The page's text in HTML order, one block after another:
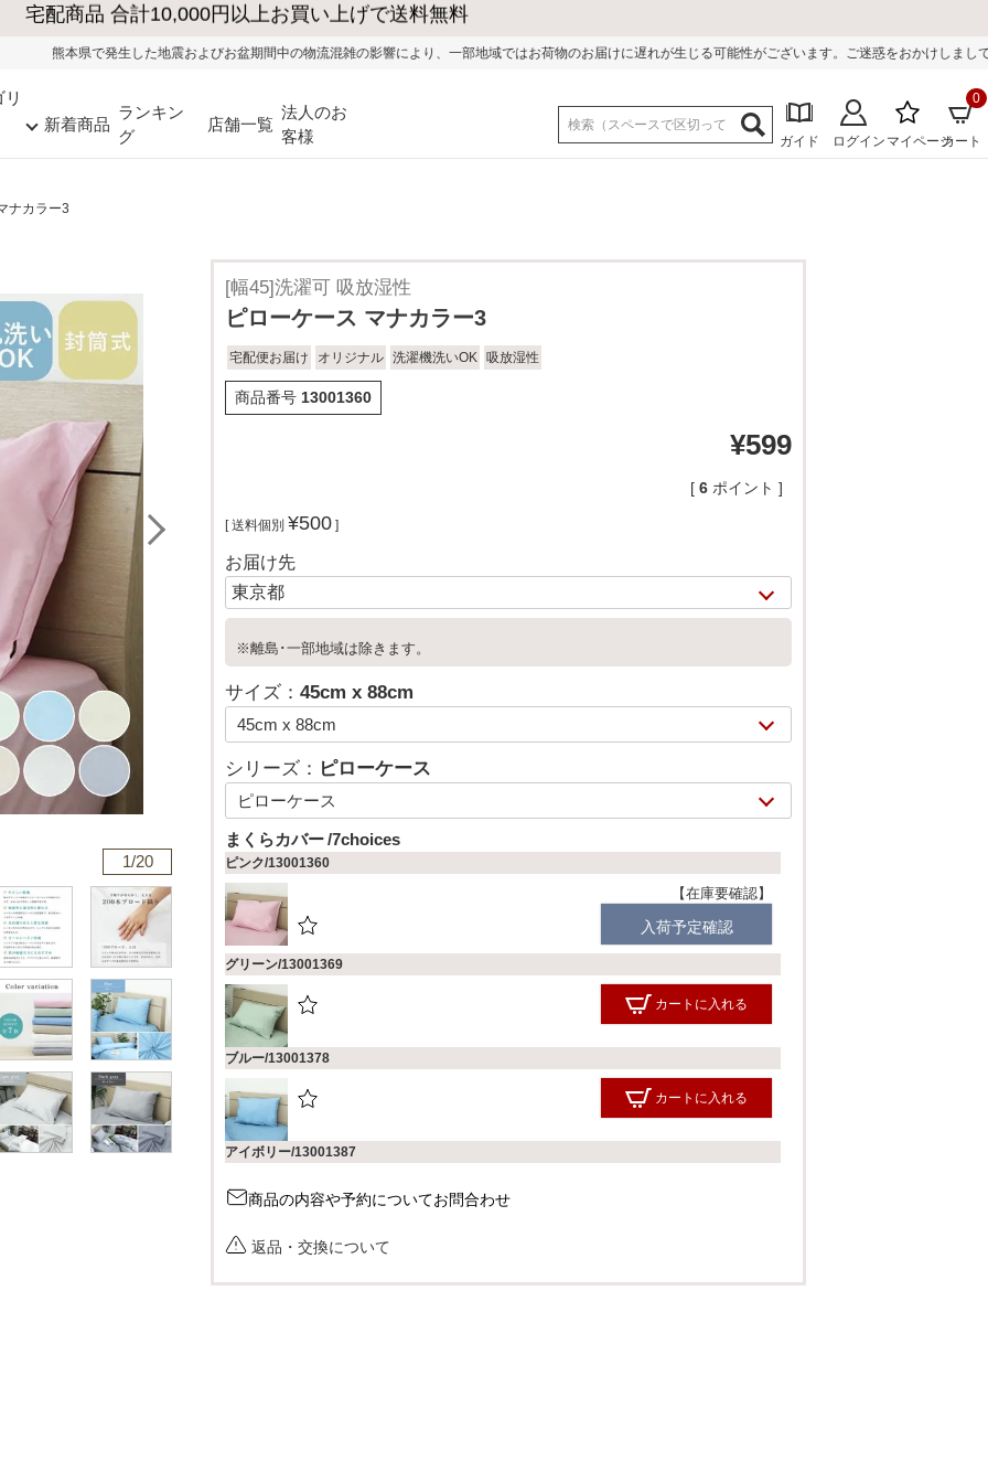
およびお盆期間中の物流混雑の影響により、一部地域ではお荷物のお届けに遅れが生じる可能性がございます。ご迷惑をおかけしまして誠に申し訳ございません。
新着商品
ランキン
グ
店舗一覧
法人のお
客様
ガイド ログイン マイページカート
0
ナカラー3
1/20
[幅45]洗濯可 吸放湿性
ピローケース マナカラー3
宅配便お届け オリジナル 洗濯機洗いOK 吸放湿性
商品番号 13001360
¥599
[ 6 ポイント ]
送料個別 ¥500
お届け先
※離島･一部地域は除きます。
サイズ： 45cm x 88cm
シリーズ： ピローケース
まくらカバー 7choices
ピンク/13001360
在庫要確認
入荷予定確認
グリーン/13001369
カートに入れる
ブルー/13001378
カートに入れる
アイボリー/13001387
モカ/13001396
カートに入れる
商品の内容や予約についてお問合わせ
返品・交換について